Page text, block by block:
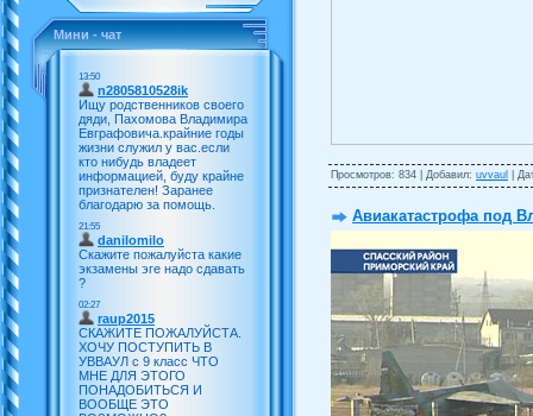
Мини - чат
Просмотров: 834 | Добавил: uvvaul |
Авиакатастрофа под